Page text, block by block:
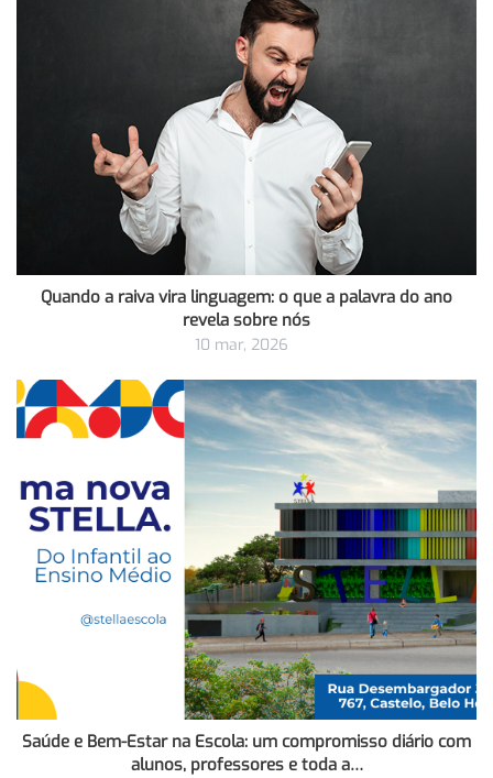
Quando a raiva vira linguagem: o que a palavra do ano
revela sobre nós
10 mar, 2026
Saúde e Bem-Estar na Escola: um compromisso diário com
alunos, professores e toda a…